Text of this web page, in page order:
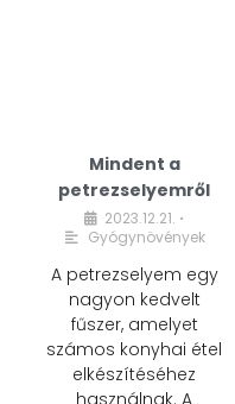
Mindent a
petrezselyemről
2023.12.21. •
Gyógynövények
A petrezselyem egy
nagyon kedvelt
fűszer, amelyet
számos konyhai étel
elkészítéséhez